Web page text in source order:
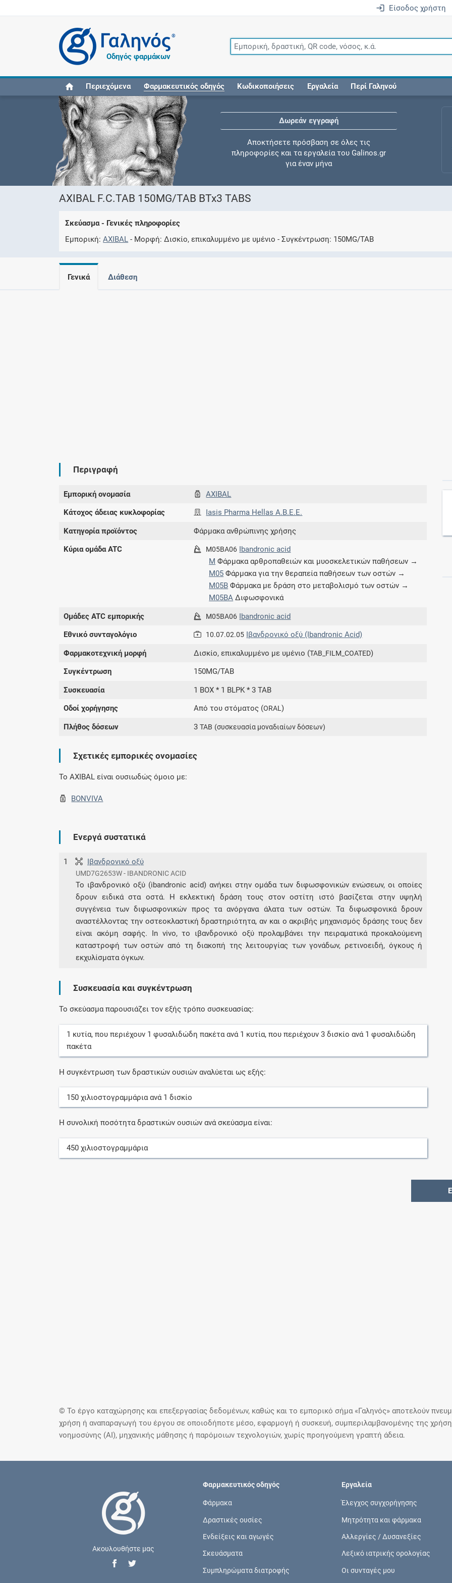
Είσοδος χρήστη
®
Οδηγός φαρμάκων
Περιεχόμενα Φαρμακευτικός οδηγός Κωδικοποιήσεις Εργαλεία Περί Γαληνού
Δωρεάν εγγραφή
Αποκτήσετε πρόσβαση σε όλες τις
πληροφορίες και τα εργαλεία του Galinos.gr
για έναν μήνα
Ελέγξτε την αγωγή σας για αντενδείξεις και
επιπλέον παροχές των συνδρομητικών
Ενδείξεις και αγωγές
Βρείτε θεραπευτικές ενδείξεις και αγωγές για
νόσους, συμπτώματα και ιατρικές πράξεις
Μοιραζόμαστε μαζί σας γεγονότα της
AXIBAL F.C.TAB 150MG/TAB BTx3 TABS
Σκεύασμα - Γενικές πληροφορίες
Εμπορική AXIBAL Μορφή Δισκίο, επικαλυμμένο με υμένιο Συγκέντρωση 150MG/TAB
Γενικά Διάθεση
Περιγραφή
Εμπορική ονομασία AXIBAL
Κάτοχος άδειας κυκλοφορίας Iasis Pharma Hellas Α.Β.Ε.Ε.
Κατηγορία προϊόντος Φάρμακα ανθρώπινης χρήσης
Κύρια ομάδα ATC M05BA06
Ibandronic acid
M Φάρμακα αρθροπαθειών και μυοσκελετικών παθήσεων →
M05 Φάρμακα για την θεραπεία παθήσεων των οστών →
M05B Φάρμακα με δράση στο μεταβολισμό των οστών →
M05BA Διφωσφονικά
Ομάδες ATC εμπορικής M05BA06 Ibandronic acid
Εθνικό συνταγολόγιο 10.07.02.05 Ιβανδρονικό οξύ (Ibandronic Acid)
Φαρμακοτεχνική μορφή Δισκίο, επικαλυμμένο με υμένιο (TAB_FILM_COATED)
Συγκέντρωση 150MG/TAB
Συσκευασία 1 BOX * 1 BLPK * 3 TAB
Οδοί χορήγησης Από του στόματος (ORAL)
Πλήθος δόσεων 3TAB (συσκευασία μοναδιαίων δόσεων)
Σχετικές εμπορικές ονομασίες
To AXIBAL είναι ουσιωδώς όμοιο με:
BONVIVA
Ενεργά συστατικά
1 Ιβανδρονικό οξύ
UMD7G2653W - IBANDRONIC ACID
Το ιβανδρονικό οξύ (ibandronic acid) ανήκει στην ομάδα των διφωσφονικών ενώσεων, οι οποίες
δρουν ειδικά στα οστά. Η εκλεκτική δράση τους στον οστίτη ιστό βασίζεται στην υψηλή
συγγένεια των διφωσφονικών προς τα ανόργανα άλατα των οστών. Τα διφωσφονικά δρουν
αναστέλλοντας την οστεοκλαστική δραστηριότητα, αν και ο ακριβής μηχανισμός δράσης τους δεν
είναι ακόμη σαφής. In vivo, το ιβανδρονικό οξύ προλαμβάνει την πειραματικά προκαλούμενη
καταστροφή των οστών από τη διακοπή της λειτουργίας των γονάδων, ρετινοειδή, όγκους ή
εκχυλίσματα όγκων.
Συσκευασία και συγκέντρωση
Το σκεύασμα παρουσιάζει τον εξής τρόπο συσκευασίας:
1 κυτία, που περιέχουν 1 φυσαλιδώδη πακέταανά 1 κυτία, που περιέχουν3 δισκίο ανά 1 φυσαλιδώδη
πακέτα
Η συγκέντρωση των δραστικών ουσιών αναλύεται ως εξής:
150 χιλιοστογραμμάριαανά 1 δισκίο
Η συνολική ποσότητα δραστικών ουσιών ανά σκεύασμα είναι:
450 χιλιοστογραμμάρια
© Το έργο καταχώρησης και επεξεργασίας δεδομένων, καθώς και το εμπορικό σήμα «Γαληνός» αποτελούν
χρήση ή αναπαραγωγή του έργου σε οποιοδήποτε μέσο, εφαρμογή ή συσκευή, συμπεριλαμβανομένης της
νοημοσύνης (AI), μηχανικής μάθησης ή παρόμοιων τεχνολογιών, χωρίς προηγούμενη γραπτή άδεια.
Ακουλουθήστε μας
Φαρμακευτικός οδηγός
Φάρμακα
Δραστικές ουσίες
Ενδείξεις και αγωγές
Σκευάσματα
Συμπληρώματα διατροφής
Εργαλεία
Έλεγχος συγχορήγησης
Μητρότητα και φάρμακα
Αλλεργίες / Δυσανεξίες
Λεξικό ιατρικής ορολογίας
Οι συνταγές μου